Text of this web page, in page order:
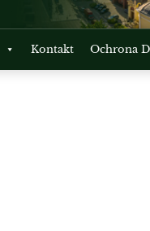
Kontakt Ochrona